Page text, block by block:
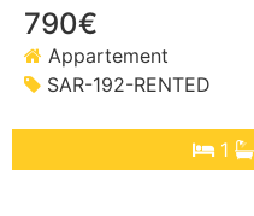
790€
Appartement
SAR-192-RENTED
1